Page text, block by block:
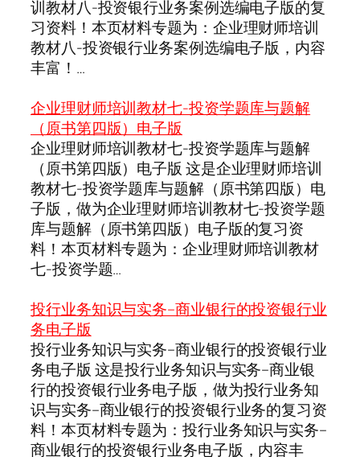
训教材八-投资银行业务案例选编电子版的复
习资料！本页材料专题为：企业理财师培训
教材八-投资银行业务案例选编电子版，内容
丰富！…
企业理财师培训教材七-投资学题库与题解
（原书第四版）电子版
企业理财师培训教材七-投资学题库与题解
（原书第四版）电子版 这是企业理财师培训
教材七-投资学题库与题解（原书第四版）电
子版，做为企业理财师培训教材七-投资学题
库与题解（原书第四版）电子版的复习资
料！本页材料专题为：企业理财师培训教材
七-投资学题…
投行业务知识与实务–商业银行的投资银行业
务电子版
投行业务知识与实务–商业银行的投资银行业
务电子版 这是投行业务知识与实务–商业银
行的投资银行业务电子版，做为投行业务知
识与实务–商业银行的投资银行业务的复习资
料！本页材料专题为：投行业务知识与实务–
商业银行的投资银行业务电子版，内容丰